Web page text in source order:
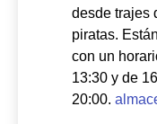
desde trajes
piratas.
con un
13:30 y de
20:00.